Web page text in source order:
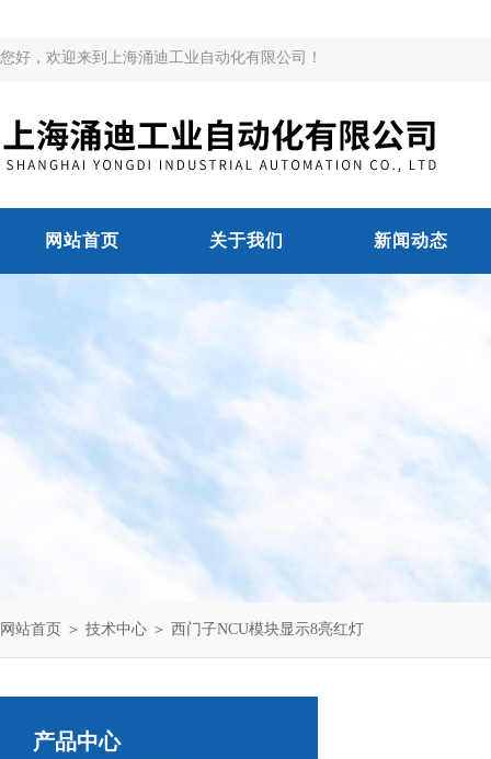
您好，欢迎来到上海涌迪工业自动化有限公司！
网站首页 关于我们 新闻动态
网站首页 ＞ 技术中心 ＞ 西门子NCU模块显示8亮红灯
产品中心